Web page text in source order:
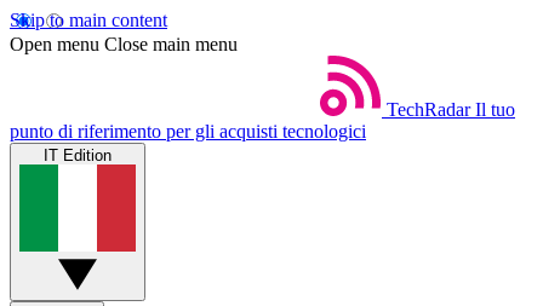
Skip to main content
Open menu Close main menu
TechRadar Il tuo
punto di riferimento per gli acquisti tecnologici
IT Edition